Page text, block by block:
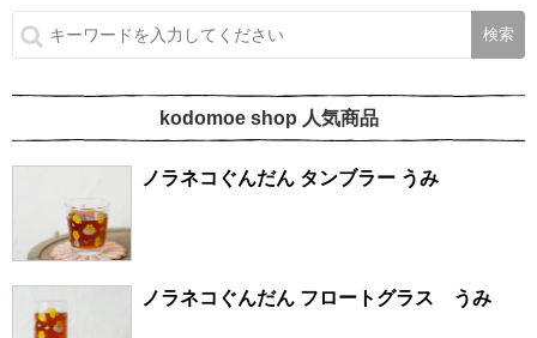
kodomoe shop 人気商品
ノラネコぐんだん タンブラー うみ
ノラネコぐんだん フロートグラス うみ